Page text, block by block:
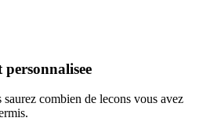
combien de lecons vous avez